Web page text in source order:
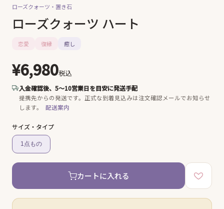
ローズクォーツ・ 置き石
ローズクォーツ ハート
恋愛 復縁 癒し
¥6,980税込
入金確認後、5〜10営業日を目安に発送手配
提携先からの発送です。 正式な到着見込みは注文確認メールでお知らせ
します。
配送案内
サイズ・タイプ
1点もの
カートに入れる